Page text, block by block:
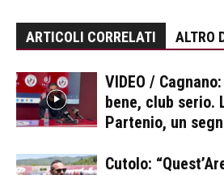
ARTICOLI CORRELATI ALTRO
VIDEO /
bene, club serio.
Partenio, un
Cutolo: